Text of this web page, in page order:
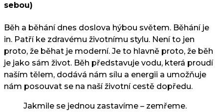
sebou)
Běh a běhání dnes doslova hýbou světem. Běhání je
in. Patří ke zdravému životnímu stylu. Není to jen
proto, že běhat je moderní. Je to hlavně proto, že běh
je jako sám život. Běh představuje vodu, která proudí
naším tělem, dodává nám sílu a energii a umožňuje
nám posouvat se na naší životní cestě dopředu.
Jakmile se jednou zastavíme – zemřeme.